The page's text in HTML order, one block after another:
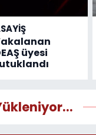
üyesi